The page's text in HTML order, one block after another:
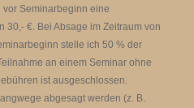
vor Seminarbeginn eine
30,- €. Bei Absage im Zeitraum von
stelle ich 50 % der
an einem Seminar ohne
ist ausgeschlossen.
abgesagt werden (z. B.